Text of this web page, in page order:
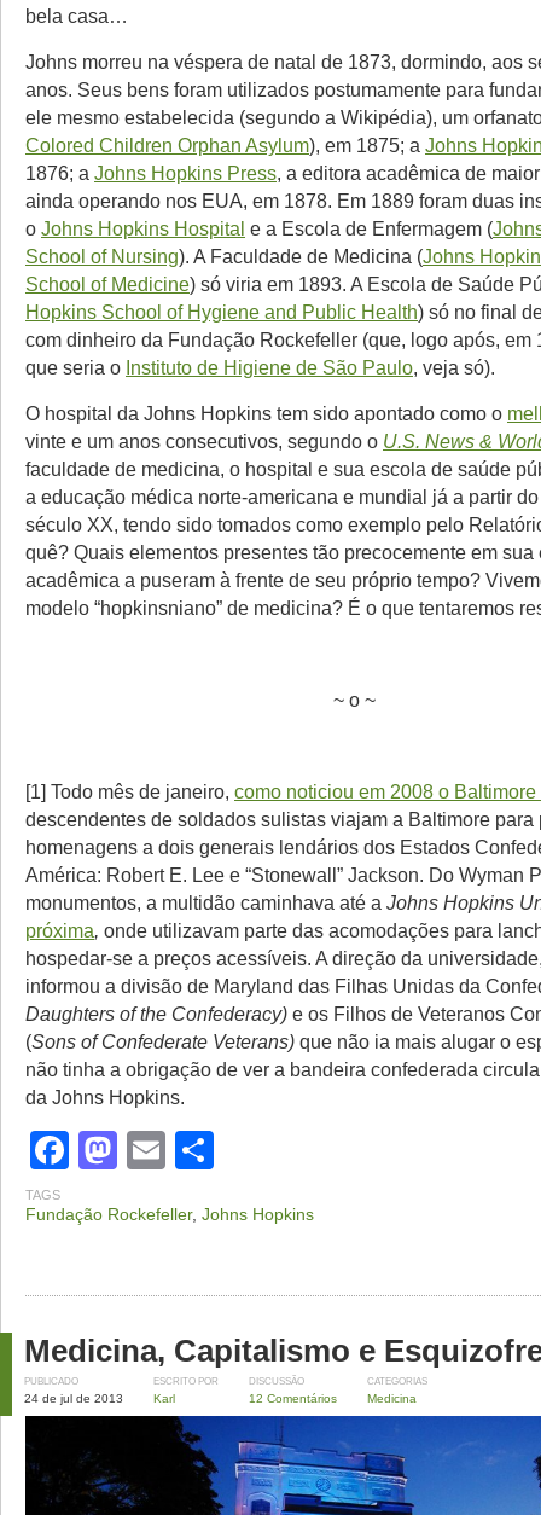
bela casa…
Johns morreu na véspera de natal de 1873, dormindo, aos
anos. Seus bens foram utilizados postumamente para
ele mesmo estabelecida (segundo a Wikipédia), um
Colored Children Orphan Asylum), em 1875; a Johns
1876; a Johns Hopkins Press, a editora acadêmica de
ainda operando nos EUA, em 1878. Em 1889 foram duas
o Johns Hopkins Hospital e a Escola de Enfermagem (
School of Nursing). A Faculdade de Medicina (Johns
School of Medicine) só viria em 1893. A Escola de Saúde
Hopkins School of Hygiene and Public Health) só no final
com dinheiro da Fundação Rockefeller (que, logo após, em
que seria o Instituto de Higiene de São Paulo, veja só).
O hospital da Johns Hopkins tem sido apontado como o
vinte e um anos consecutivos, segundo o U.S. News &
faculdade de medicina, o hospital e sua escola de saúde
a educação médica norte-americana e mundial já a partir
século XX, tendo sido tomados como exemplo pelo
quê? Quais elementos presentes tão precocemente em sua
acadêmica a puseram à frente de seu próprio tempo?
modelo “hopkinsniano” de medicina? É o que tentaremos
~ o ~
[1] Todo mês de janeiro, como noticiou em 2008 o Baltimore
descendentes de soldados sulistas viajam a Baltimore para
homenagens a dois generais lendários dos Estados
América: Robert E. Lee e “Stonewall” Jackson. Do Wyman
monumentos, a multidão caminhava até a Johns Hopkins
próxima, onde utilizavam parte das acomodações para
hospedar-se a preços acessíveis. A direção da
informou a divisão de Maryland das Filhas Unidas da
Daughters of the Confederacy) e os Filhos de Veteranos
(Sons of Confederate Veterans) que não ia mais alugar o
não tinha a obrigação de ver a bandeira confederada
da Johns Hopkins.
Facebook
Mastodon
Email
TAGS
Fundação Rockefeller, Johns Hopkins
Medicina, Capitalismo e
PUBLICADO
24 de jul de 2013
ESCRITO POR
Karl
DISCUSSÃO
12 Comentários
CATEGORIAS
Medicina